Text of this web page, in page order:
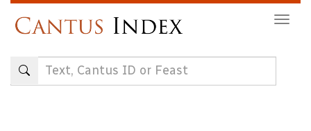
content